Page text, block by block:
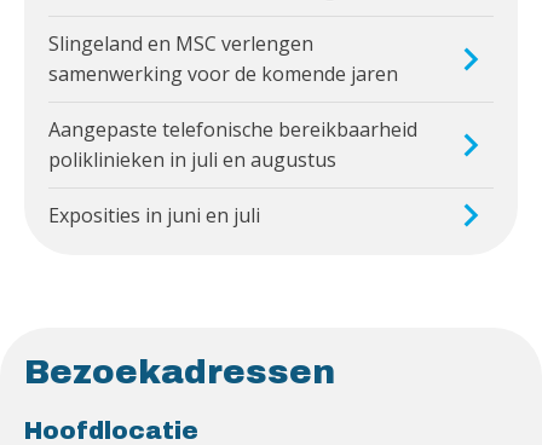
Slingeland en MSC verlengen
samenwerking voor de komende jaren
Aangepaste telefonische bereikbaarheid
poliklinieken in juli en augustus
Exposities in juni en juli
Bezoekadressen
Hoofdlocatie